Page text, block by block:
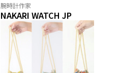
腕時計作家
NAKARI WATCH JP